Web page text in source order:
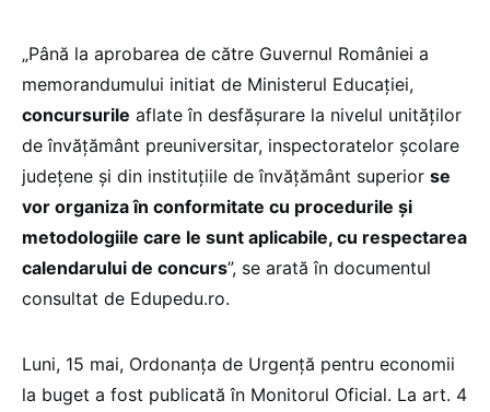
„Până la aprobarea de către Guvernul României a
memorandumului initiat de Ministerul Educației,
concursurile aflate în desfăşurare la nivelul unităților
de învăţământ preuniversitar, inspectoratelor școlare
județene și din instituțiile de învăţământ superior se
vor organiza în conformitate cu procedurile și
metodologiile care le sunt aplicabile, cu respectarea
calendarului de concurs”, se arată în documentul
consultat de Edupedu.ro.
Luni, 15 mai, Ordonanța de Urgență pentru economii
la buget a fost publicată în Monitorul Oficial. La art. 4